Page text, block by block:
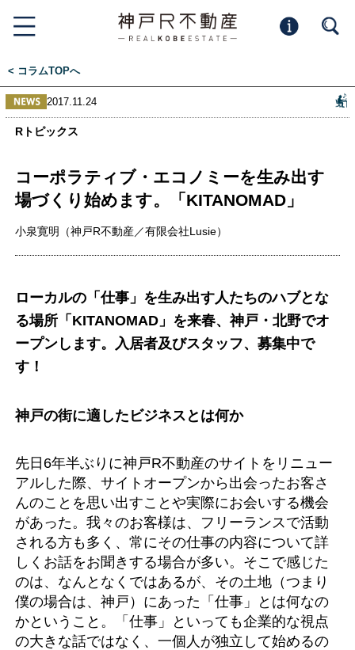
< コラムTOPへ
2017.11.24
Rトピックス
コーポラティブ・エコノミーを生み出す
場づくり始めます。「KITANOMAD」
小泉寛明（神戸R不動産／有限会社Lusie）
ローカルの「仕事」を生み出す人たちのハブとな
る場所「KITANOMAD」を来春、神戸・北野でオ
ープンします。入居者及びスタッフ、募集中で
す！
神戸の街に適したビジネスとは何か
先日6年半ぶりに神戸R不動産のサイトをリニュー
アルした際、サイトオープンから出会ったお客さ
んのことを思い出すことや実際にお会いする機会
があった。我々のお客様は、フリーランスで活動
される方も多く、常にその仕事の内容について詳
しくお話をお聞きする場合が多い。そこで感じた
のは、なんとなくではあるが、その土地（つまり
僕の場合は、神戸）にあった「仕事」とは何なの
かということ。「仕事」といっても企業的な視点
の大きな話ではなく、一個人が独立して始めるの